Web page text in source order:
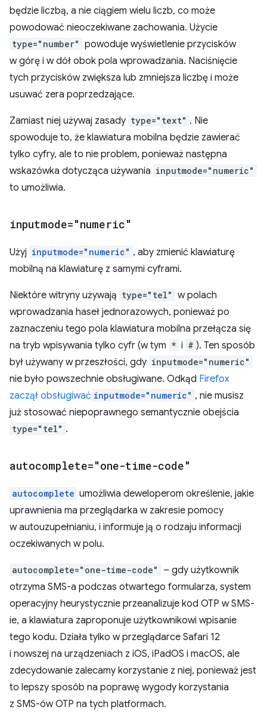
będzie liczbą, a nie ciągiem wielu liczb, co może
powodować nieoczekiwane zachowania. Użycie
type="number" powoduje wyświetlenie przycisków
w górę i w dół obok pola wprowadzania. Naciśnięcie
tych przycisków zwiększa lub zmniejsza liczbę i może
usuwać zera poprzedzające.
Zamiast niej używaj zasady type="text" . Nie
spowoduje to, że klawiatura mobilna będzie zawierać
tylko cyfry, ale to nie problem, ponieważ następna
wskazówka dotycząca używania inputmode="numeric"
to umożliwia.
inputmode="numeric"
Użyj inputmode="numeric" , aby zmienić klawiaturę
mobilną na klawiaturę z samymi cyframi.
Niektóre witryny używają type="tel" w polach
wprowadzania haseł jednorazowych, ponieważ po
zaznaczeniu tego pola klawiatura mobilna przełącza się
na tryb wpisywania tylko cyfr (w tym * i # ). Ten sposób
był używany w przeszłości, gdy inputmode="numeric"
nie było powszechnie obsługiwane. Odkąd Firefox
zaczął obsługiwać inputmode="numeric" , nie musisz
już stosować niepoprawnego semantycznie obejścia
type="tel" .
autocomplete="one-time-code"
autocomplete umożliwia deweloperom określenie, jakie
uprawnienia ma przeglądarka w zakresie pomocy
w autouzupełnianiu, i informuje ją o rodzaju informacji
oczekiwanych w polu.
autocomplete="one-time-code"
– gdy użytkownik
otrzyma SMS-a podczas otwartego formularza, system
operacyjny heurystycznie przeanalizuje kod OTP w SMS-
ie, a klawiatura zaproponuje użytkownikowi wpisanie
tego kodu. Działa tylko w przeglądarce Safari 12
i nowszej na urządzeniach z iOS, iPadOS i macOS, ale
zdecydowanie zalecamy korzystanie z niej, ponieważ jest
to lepszy sposób na poprawę wygody korzystania
z SMS-ów OTP na tych platformach.